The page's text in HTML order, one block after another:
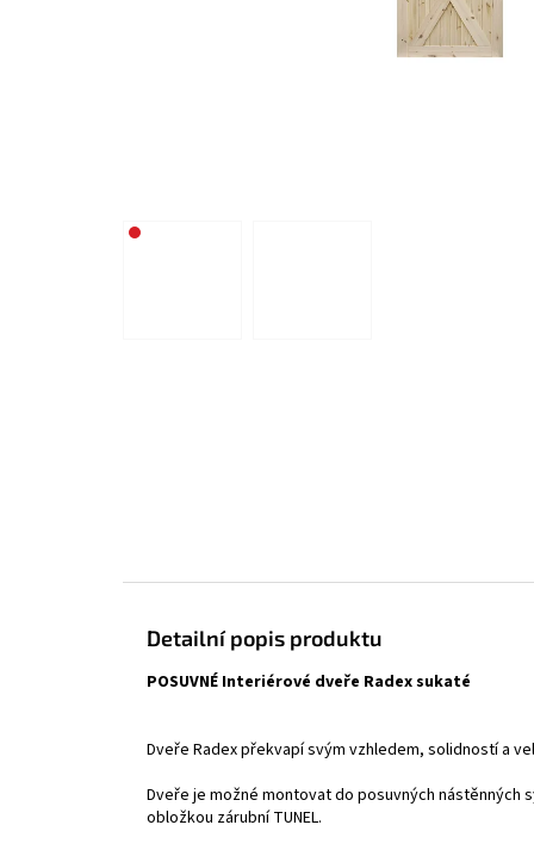
Detailní popis produktu
POSUVNÉ Interiérové dveře Radex sukaté
Dveře Radex překvapí svým vzhledem, solidností a
Dveře je možné montovat do posuvných nástěnných
obložkou zárubní TUNEL.